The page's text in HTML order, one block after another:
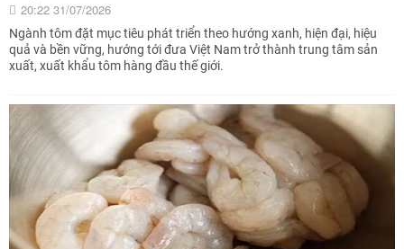
20:22 31/07/2026
Ngành tôm đặt mục tiêu phát triển theo hướng xanh, hiện đại, hiệu
quả và bền vững, hướng tới đưa Việt Nam trở thành trung tâm sản
xuất, xuất khẩu tôm hàng đầu thế giới.